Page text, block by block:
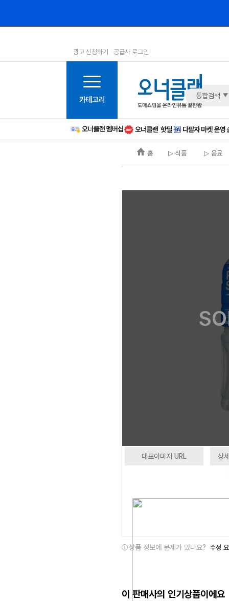
1등급
6등급
11등급
12등급
15등급
16등급
광고 신청하기 공급사 로그인
통합검색
홈 ▷ 식품 ▷ 음료
대표이미지 URL 상
상품 정보에 문제가 있나요? 수정
이 판매사의 인기상품이에요